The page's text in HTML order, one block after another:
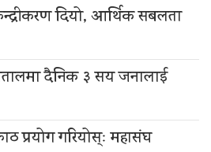
दियो, आर्थिक सबलता
दैनिक ३ सय जनालाई
प्रयोग गरियोस्ः महासंघ